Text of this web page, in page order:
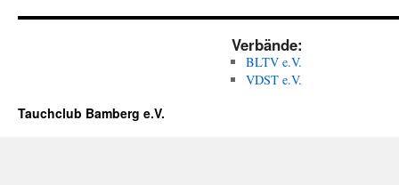
Verbände:
BLTV e.V.
VDST e.V.
Tauchclub Bamberg e.V.